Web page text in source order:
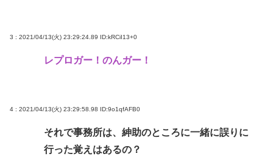
3 : 2021/04/13(火) 23:29:24.89 ID:kRCiI13+0
レプロガー！のんガー！
4 : 2021/04/13(火) 23:29:58.98 ID:9o1qfAFB0
それで事務所は、紳助のところに一緒に誤りに
行った覚えはあるの？